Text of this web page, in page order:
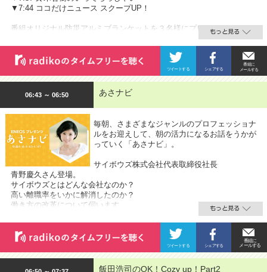
▼7:44 ココだけニュース スクープUP！
番組オリジナル防災アルミブランケットを３名様にプレゼント
06:43 ～ 06:50 あさナビ
毎朝、さまざまなジャンルのプロフェッショナ
ルをお迎えして、朝の活力になるお話をうかが
っていく「あさナビ」。
サイボウズ株式会社代表取締役社長
青野慶久さん登場。
サイボウズとはどんな会社なのか？
高い離職率をいかに解消したのか？
働き方の改革について伺います。
飯田浩司のOK！Cozy up！Part2